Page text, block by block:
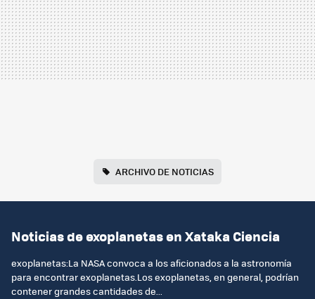
ARCHIVO DE NOTICIAS
Noticias de exoplanetas en Xataka Ciencia
exoplanetas:La NASA convoca a los aficionados a la astronomía
para encontrar exoplanetas.Los exoplanetas, en general, podrían
contener grandes cantidades de...